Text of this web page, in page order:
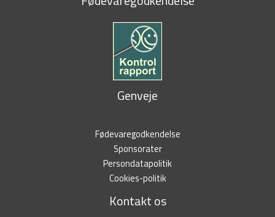
Genveje
Fødevaregodkendelse
Sponsorater
Persondatapolitik
Cookies-politik
Kontakt os